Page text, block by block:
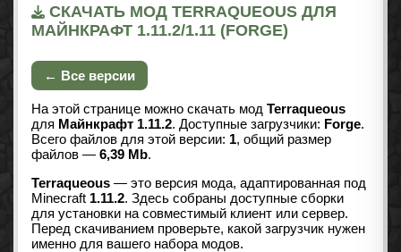
СКАЧАТЬ МОД TERRAQUEOUS ДЛЯ
МАЙНКРАФТ 1.11.2/1.11 (FORGE)
← Все версии
На этой странице можно скачать мод Terraqueous
для Майнкрафт 1.11.2. Доступные загрузчики: Forge.
Всего файлов для этой версии: 1, общий размер
файлов — 6,39 Mb.
Terraqueous — это версия мода, адаптированная под
Minecraft 1.11.2. Здесь собраны доступные сборки
для установки на совместимый клиент или сервер.
Перед скачиванием проверьте, какой загрузчик нужен
именно для вашего набора модов.